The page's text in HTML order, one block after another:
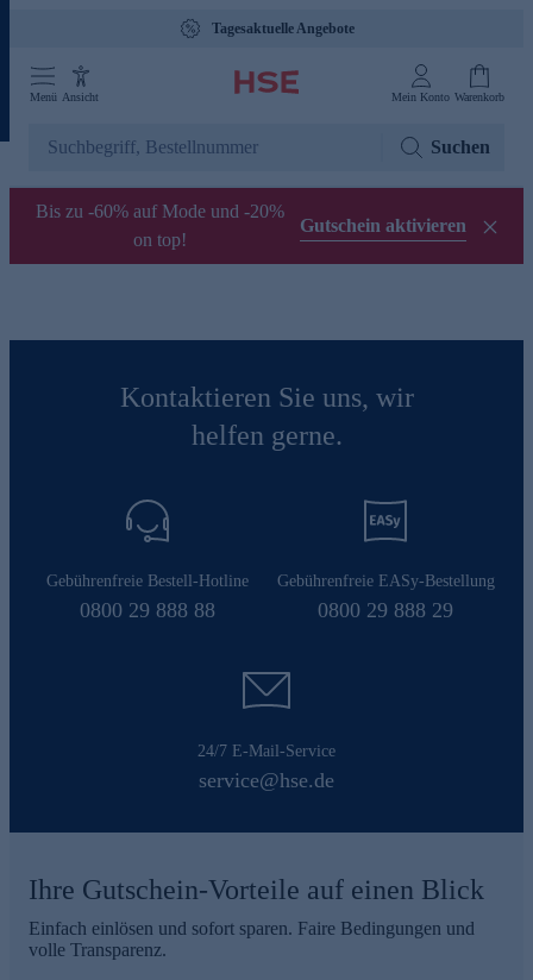
Tagesaktuelle Angebote
Menü Ansicht Mein Konto Warenkorb
Suchen
Bis zu -60% auf Mode und -20%
on top!
Gutschein aktivieren
Kontaktieren Sie uns, wir
helfen gerne.
Gebührenfreie Bestell-Hotline
0800 29 888 88
Gebührenfreie EASy-Bestellung
0800 29 888 29
24/7 E-Mail-Service
service@hse.de
Ihre Gutschein-Vorteile auf einen Blick
Einfach einlösen und sofort sparen. Faire Bedingungen und
volle Transparenz.